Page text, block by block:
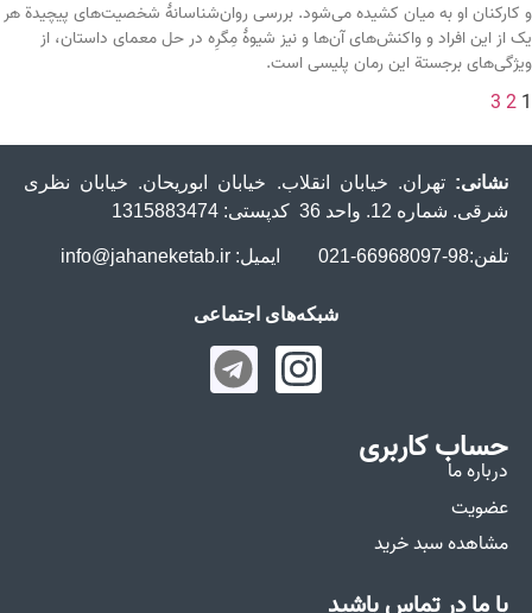
و کارکنان او به میان کشیده می‌شود. بررسی روان‌شناسانۀ شخصیت‌های پیچیدة هر
یک از این افراد و واکنش‌های آن‌ها و نیز شیوۀ مِگرِه در حل معمای داستان، از
ویژگی‌های برجستة این رمان پلیسی است.
1
2
3
نشانی: تهران. خیابان انقلاب. خیابان ابوریحان. خیابان نظری
شرقی. شماره 12. واحد 36 کدپستی: 1315883474
تلفن:98-66968097-021 ایمیل: info@jahaneketab.ir
شبکه‌های اجتماعی
حساب کاربری
درباره ما
عضویت
مشاهده سبد خرید
با ما در تماس باشید